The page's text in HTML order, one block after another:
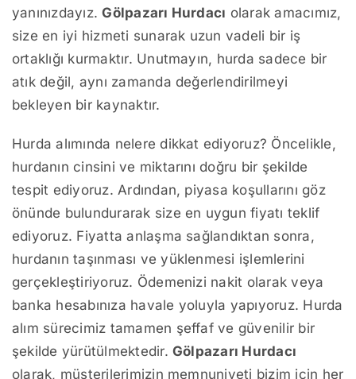
yanınızdayız.Gölpazarı Hurdacı olarak amacımız,
size en iyi hizmeti sunarak uzun vadeli bir iş
ortaklığı kurmaktır. Unutmayın, hurda sadece bir
atık değil, aynı zamanda değerlendirilmeyi
bekleyen bir kaynaktır.
Hurda alımında nelere dikkat ediyoruz? Öncelikle,
hurdanın cinsini ve miktarını doğru bir şekilde
tespit ediyoruz. Ardından, piyasa koşullarını göz
önünde bulundurarak size en uygun fiyatı teklif
ediyoruz. Fiyatta anlaşma sağlandıktan sonra,
hurdanın taşınması ve yüklenmesi işlemlerini
gerçekleştiriyoruz. Ödemenizi nakit olarak veya
banka hesabınıza havale yoluyla yapıyoruz. Hurda
alım sürecimiz tamamen şeffaf ve güvenilir bir
şekilde yürütülmektedir. Gölpazarı Hurdacı
olarak, müşterilerimizin memnuniyeti bizim için her